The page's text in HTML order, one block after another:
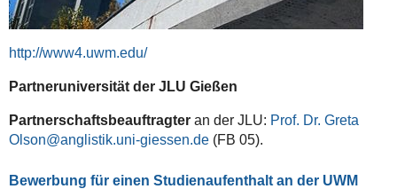
http://www4.uwm.edu/
Partneruniversität der JLU Gießen
Partnerschaftsbeauftragteran der JLU: Prof. Dr. Greta
Olson
(FB 05).
Bewerbung für einen Studienaufenthalt an der UWM